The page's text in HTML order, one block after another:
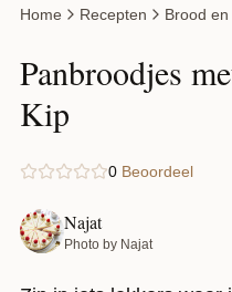
Home Recepten Brood
Panbroodjes
Kip
0 Beoordeel
Najat
Photo by Najat